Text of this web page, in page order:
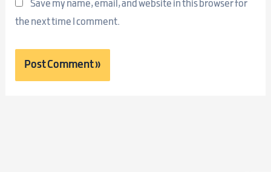
Save my name, email, and website in this browser for
the next time I comment.